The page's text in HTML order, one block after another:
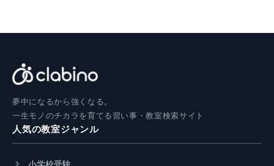
夢中になるから強くなる。
一生モノのチカラを育てる習い事・教室検索サイト
人気の教室ジャンル